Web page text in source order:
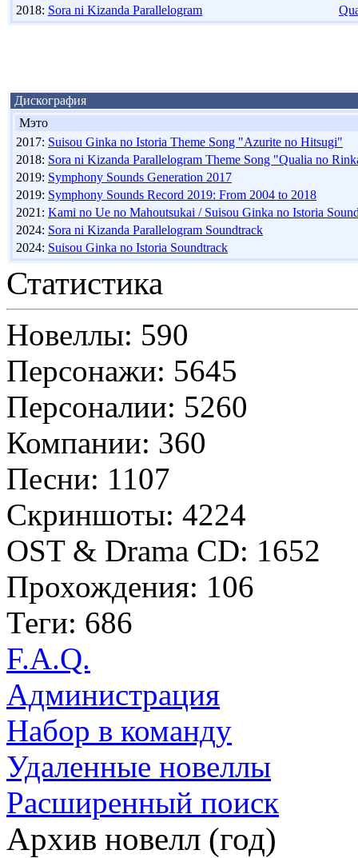
2018: Sora ni Kizanda Parallelogram
Дискография
Мэто
2017: Suisou Ginka no Istoria Theme Song "Azurite no Hitsugi"
2018: Sora ni Kizanda Parallelogram Theme Song "Qualia no
2019: Symphony Sounds Generation 2017
2019: Symphony Sounds Record 2019: From 2004 to 2018
2021: Kami no Ue no Mahoutsukai / Suisou Ginka no Istoria
2024: Sora ni Kizanda Parallelogram Soundtrack
2024: Suisou Ginka no Istoria Soundtrack
Статистика
Новеллы: 590
Персонажи: 5645
Персоналии: 5260
Компании: 360
Песни: 1107
Скриншоты: 4224
OST & Drama CD: 1652
Прохождения: 106
Теги: 686
F.A.Q.
Администрация
Набор в команду
Удаленные новеллы
Расширенный поиск
Архив новелл (год)